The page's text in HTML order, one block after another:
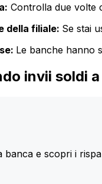
Controlla due volte
della filiale: Se stai
Le banche hanno
invii soldi
e scopri i